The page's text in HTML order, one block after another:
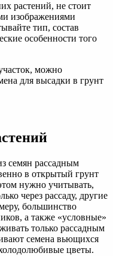
растений, не стоит
изображениями
тип, состав
особенности того
можно
для высадки в грунт
семян рассадным
в открытый грунт
нужно учитывать,
через рассаду, другие
большинство
а также «условные»
только рассадным
семена вьющихся
цветы.